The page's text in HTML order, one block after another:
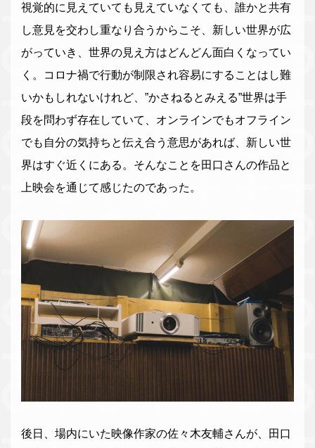
視覚的に見えていても見えていなくても、誰かと共有
し意見を交わし重なり合うからこそ、新しい世界が広
がっていき、世界の見え方はどんどん面白くなってい
く。コロナ禍で行動が制限され容易にすることはし難
いかもしれないけれど、”かさねるとみえる”世界は手
段を問わず存在していて、オンラインでもオフライン
でも自分の気持ちと伝え合う意思があれば、新しい世
界はすぐ近くにある。そんなことを田口さんの作品と
上映会を通じて感じたのであった。
後日、場内にいた映像作家の佐々木友輔さんが、田口